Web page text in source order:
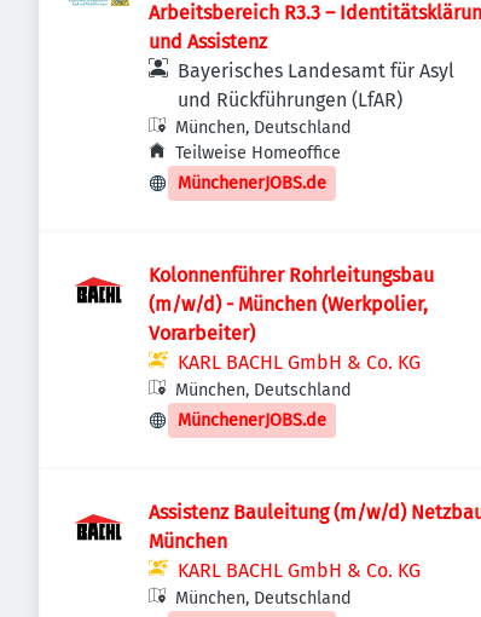
Arbeitsbereich R3.3 –
und Assistenz
Bayerisches Landesamt für Asyl
und Rückführungen (LfAR)
München, Deutschland
Teilweise Homeoffice
MünchenerJOBS.de
Kolonnenführer Rohrleitungsbau
(m/w/d) - München (Werkpolier,
Vorarbeiter)
KARL BACHL GmbH & Co. KG
München, Deutschland
MünchenerJOBS.de
Assistenz Bauleitung (m/w/d)
München
KARL BACHL GmbH & Co. KG
München, Deutschland